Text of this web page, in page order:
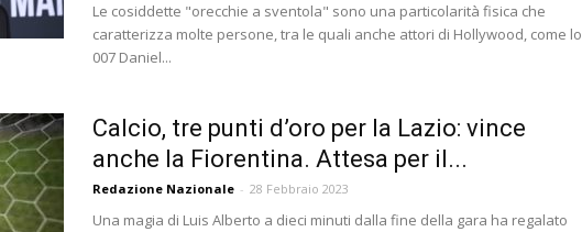
Le cosiddette "orecchie a sventola" sono una particolarità fisica che
caratterizza molte persone, tra le quali anche attori di Hollywood, come lo
007 Daniel...
Calcio, tre punti d’oro per la Lazio: vince
anche la Fiorentina. Attesa per il...
Redazione Nazionale - 28 Febbraio 2023
Una magia di Luis Alberto a dieci minuti dalla fine della gara ha regalato